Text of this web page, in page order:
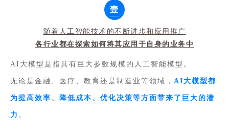
壹
随着人工智能技术的不断进步和应用推广
各行业都在探索如何将其应用于自身的业务中
AI大模型是指具有巨大参数规模的人工智能模型。
无论是金融、医疗、教育还是制造业等领域， AI大模型都
为提高效率、降低成本、优化决策等方面带来了巨大的潜
力 。